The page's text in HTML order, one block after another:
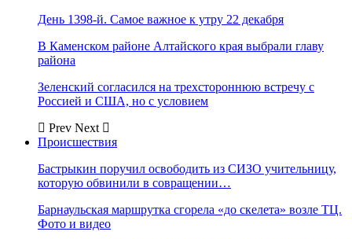
День 1398-й. Самое важное к утру 22 декабря
В Каменском районе Алтайского края выбрали главу
района
Зеленский согласился на трехстороннюю встречу с
Россией и США, но с условием
Prev Next
Происшествия
Бастрыкин поручил освободить из СИЗО учительницу,
которую обвинили в совращении…
Барнаульская маршрутка сгорела «до скелета» возле ТЦ.
Фото и видео